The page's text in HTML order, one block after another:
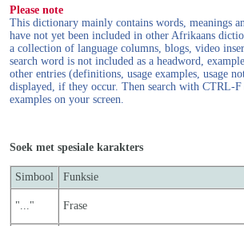
Please note
This dictionary mainly contains words, meanings
have not yet been included in other Afrikaans
a collection of language columns, blogs, video
search word is not included as a headword,
other entries (definitions, usage examples, usage
displayed, if they occur. Then search with CTRL-
examples on your screen.
Soek met spesiale karakters
Simbool Funksie
"..." Frase